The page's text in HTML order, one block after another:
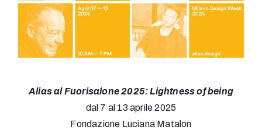
Alias al Fuorisalone 2025: Lightness of being
dal 7 al 13 aprile 2025
Fondazione Luciana Matalon